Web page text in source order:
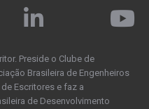
Preside o Clube de
Brasileira de Engenheiros
Escritores e faz a
de Desenvolvimento